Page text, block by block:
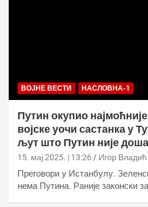
ВОЈНЕ ВЕСТИ НАСЛОВНА-1
Путин окупио
војске уочи састанка у
љут што Путин није
15. мај 2025. | 13:26 Игор Владић
Преговори у Истанбулу.
нема Путина. Раније законски